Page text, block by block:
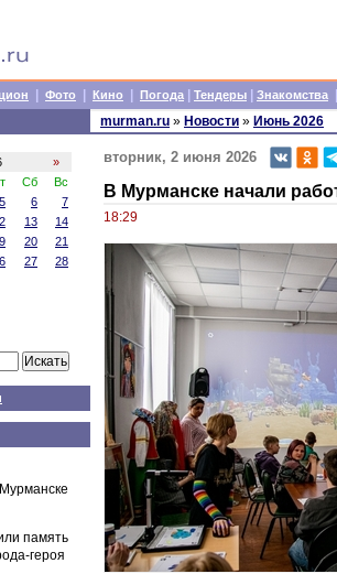
Фото Кино Погода Тендеры Знакомства
»
Сб
Вс
5 6
7
13
14
20
21
27
28
память
героя
murman.ru » Новости » Июнь 2026
вторник, 2 июня 2026
В Мурманске начали
18:29